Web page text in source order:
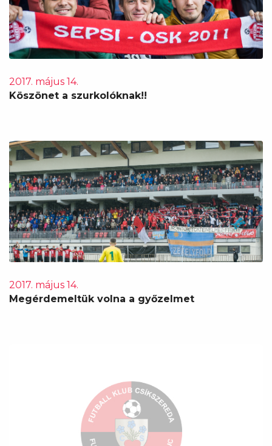
2017. május 14.
Köszönet a szurkolóknak!!
2017. május 14.
Megérdemeltük volna a győzelmet